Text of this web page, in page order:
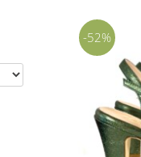
-52%